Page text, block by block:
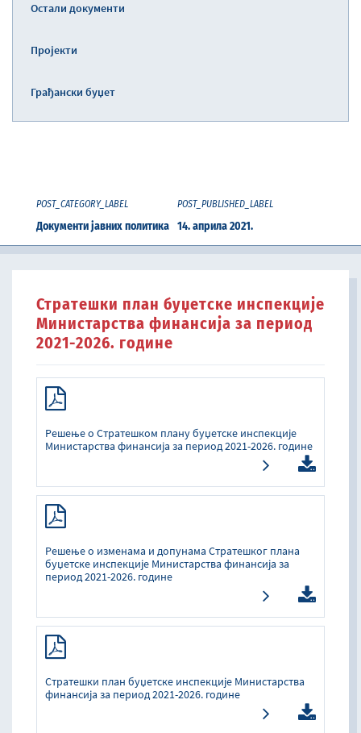
Остали документи
Пројекти
Грађански буџет
POST_CATEGORY_LABEL
Документи јавних политика
POST_PUBLISHED_LABEL
14. априла 2021.
Стратешки план буџетске инспекције
Министарства финансија за период
2021-2026. године
Решење о Стратешком плану буџетске инспекције
Министарства финансија за период 2021-2026. године
Решење о изменама и допунама Стратешког плана
буџетске инспекције Министарства финансија за
период 2021-2026. године
Стратешки план буџетске инспекције Министарства
финансија за период 2021-2026. године